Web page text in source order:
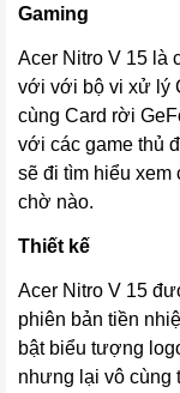
Gaming
Acer Nitro V 15 là
với với bộ vi xử lý
cùng Card rời
với các game thủ
sẽ đi tìm hiểu xem
chờ nào.
Thiết kế
Acer Nitro V 15
phiên bản tiền
bật biểu tượng
nhưng lại vô cùng